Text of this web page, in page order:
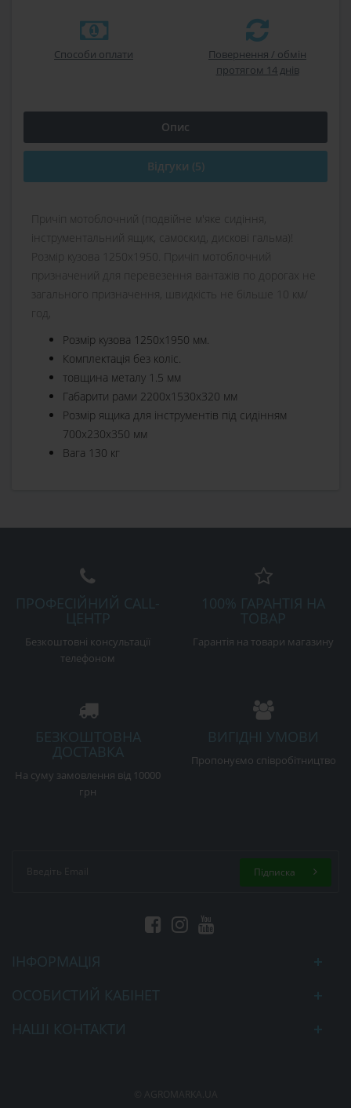
Способи оплати
Повернення / обмін
протягом 14 днів
Опис
Відгуки (5)
Причіп мотоблочний (подвійне м'яке сидіння,
інструментальний ящик, самоскид, дискові гальма)!
Розмір кузова 1250х1950. Причіп мотоблочний
призначений для перевезення вантажів по дорогах не
загального призначення, швидкість не більше 10 км/
год,
Розмір кузова 1250х1950 мм.
Комплектація без коліс.
товщина металу 1.5 мм
Габарити рами 2200х1530х320 мм
Розмір ящика для інструментів під сидінням
700х230х350 мм
Вага 130 кг
ПРОФЕСІЙНИЙ CALL-
ЦЕНТР
Безкоштовні консультації
телефоном
100% ГАРАНТІЯ НА
ТОВАР
Гарантія на товари магазину
БЕЗКОШТОВНА
ДОСТАВКА
На суму замовлення від 10000
грн
ВИГІДНІ УМОВИ
Пропонуємо співробітництво
Підписка
ІНФОРМАЦІЯ
ОСОБИСТИЙ КАБІНЕТ
НАШІ КОНТАКТИ
© AGROMARKA.UA